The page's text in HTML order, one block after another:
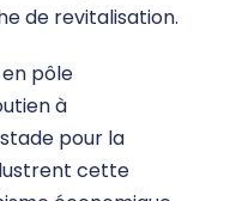
de revitalisation.
pôle
à
pour la
cette